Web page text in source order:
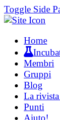
Toggle Side
Home
Membri
Gruppi
Blog
La
Punti
Aiuto!